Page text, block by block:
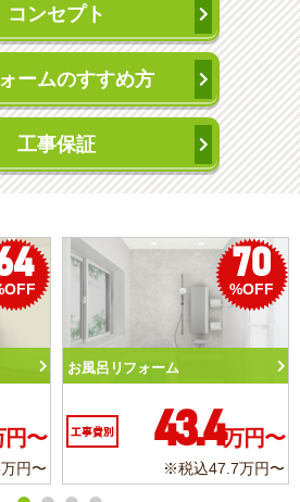
コンセプト
ームのすすめ方
工事保証
70
万円〜
※税込47.7万円〜
トイレリフォーム
工事費別 10.3
※税込